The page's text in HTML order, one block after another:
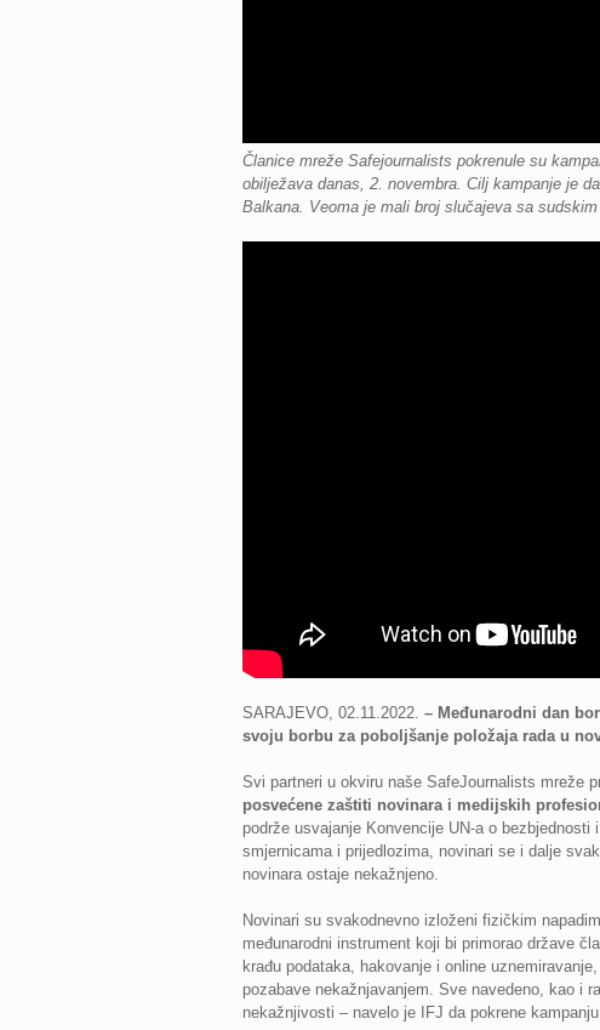
Članice mreže Safejournalists pokrenule su
obilježava danas, 2. novembra. Cilj kampanje je
Balkana. Veoma je mali broj slučajeva sa
SARAJEVO, 02.11.2022. – Međunarodni dan
svoju borbu za poboljšanje položaja rada u
Svi partneri u okviru naše SafeJournalists mreže
posvećene zaštiti novinara i medijskih
podrže usvajanje Konvencije UN-a o
smjernicama i prijedlozima, novinari se i dalje
novinara ostaje nekažnjeno.
Novinari su svakodnevno izloženi fizičkim
međunarodni instrument koji bi primorao države
krađu podataka, hakovanje i online
pozabave nekažnjavanjem. Sve navedeno, kao i
nekažnjivosti – navelo je IFJ da pokrene